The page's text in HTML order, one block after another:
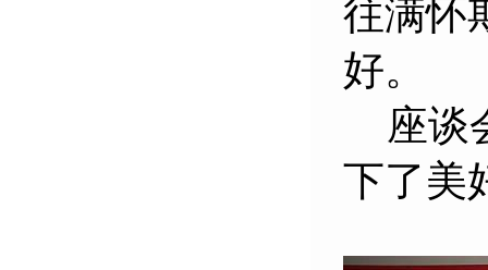
往满怀
好。
座谈
下了美